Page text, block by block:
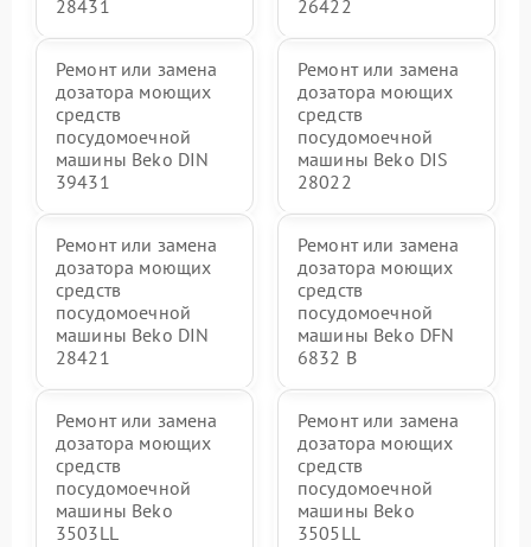
28431 26422
Ремонт или замена
дозатора моющих
средств
посудомоечной
машины Beko DIN
39431
Ремонт или замена
дозатора моющих
средств
посудомоечной
машины Beko DIS
28022
Ремонт или замена
дозатора моющих
средств
посудомоечной
машины Beko DIN
28421
Ремонт или замена
дозатора моющих
средств
посудомоечной
машины Beko DFN
6832 B
Ремонт или замена
дозатора моющих
средств
посудомоечной
машины Beko
3503LL
Ремонт или замена
дозатора моющих
средств
посудомоечной
машины Beko
3505LL